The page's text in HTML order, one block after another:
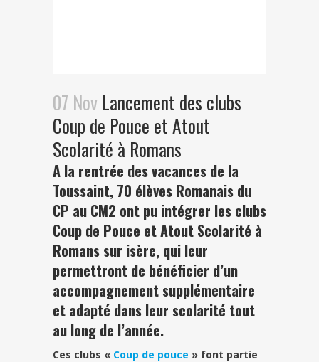
07 Nov Lancement des clubs
Coup de Pouce et Atout
Scolarité à Romans
A la rentrée des vacances de la
Toussaint, 70 élèves Romanais du
CP au CM2 ont pu intégrer les clubs
Coup de Pouce et Atout Scolarité à
Romans sur isère, qui leur
permettront de bénéficier d’un
accompagnement supplémentaire
et adapté dans leur scolarité tout
au long de l’année.
Ces clubs « Coup de pouce » font partie